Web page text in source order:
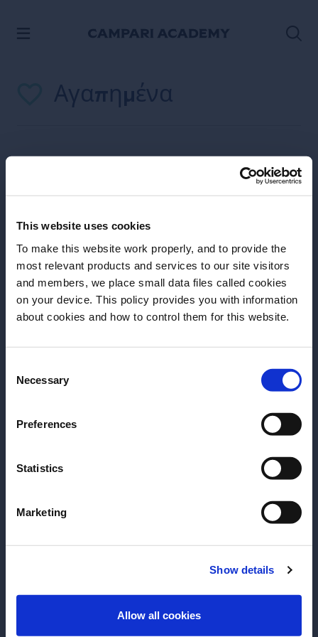
This website uses cookies
To make this website work properly, and to provide the
most relevant products and services to our site visitors
and members, we place small data files called cookies
on your device. This policy provides you with information
about cookies and how to control them for this website.
Selection
Necessary
Preferences
Statistics
Marketing
Show details
Allow all cookies
Πριν ξεκινήσουμε, χρειάζεται να
γνωρίσουμε την ημερομηνία γέννησής
σας;
Παρακαλούμε επιλέξτε μία χώρα:
Αγαπημένα
Favorites
Πάτα το
εικονίδιο μιας δημοσίευσης για προσθήκη στα
Υποσέλιδο
Special Projects